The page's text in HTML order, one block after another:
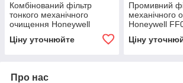
Комбінований фільтр
тонкого механічного
очищення Honeywell
Ціну уточнюйте
Промивний
механічного
Honeywell
Ціну
Про нас